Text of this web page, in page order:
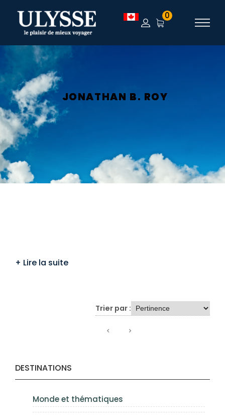
JONATHAN B. ROY
0
DESTINATIONS
Monde et thématiques
Trier par :